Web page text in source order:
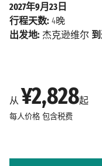
从 ¥2,828起
每人价格 包含税费
2027年9月23日
行程天数: 4晚
出发地: 杰克逊维尔